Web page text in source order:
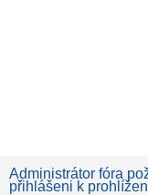
Administrátor fóra
přihlášeni k